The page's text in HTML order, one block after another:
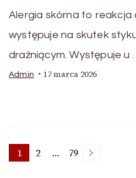
Alergia skórna to reakcja
występuje na skutek
drażniącym. Występuje u
Admin 17 marca 2026
Strona
1 Strona
2 … Strona
79